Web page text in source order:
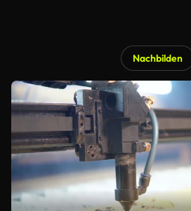
Nachbilden